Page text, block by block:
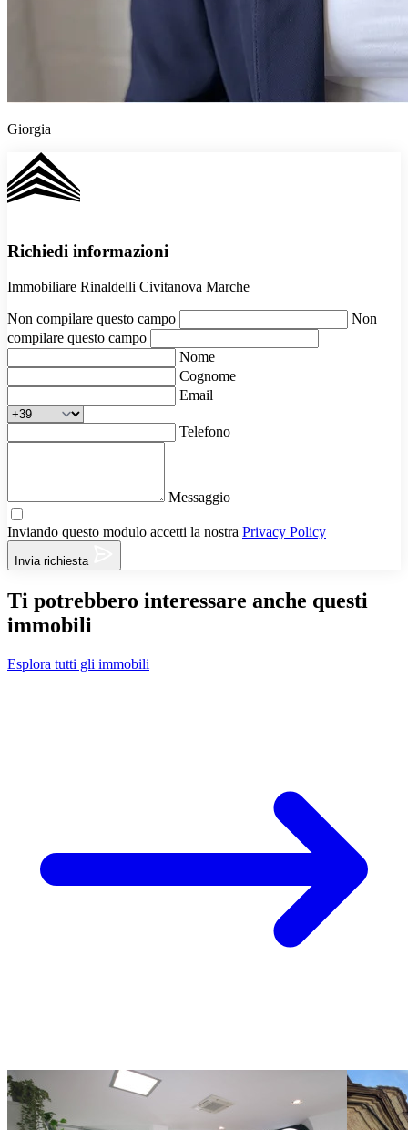
Giorgia
Richiedi informazioni
Immobiliare Rinaldelli Civitanova Marche
Non compilare questo campo
Non
compilare questo campo
Nome
Cognome
Email
Telefono
Messaggio
Inviando questo modulo accetti la nostra Privacy Policy
Invia richiesta
Ti potrebbero interessare anche questi
immobili
Esplora tutti gli immobili